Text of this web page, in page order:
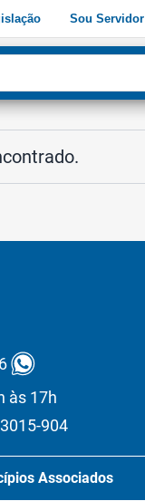
Sou Servidor
às 17h
904
Associados